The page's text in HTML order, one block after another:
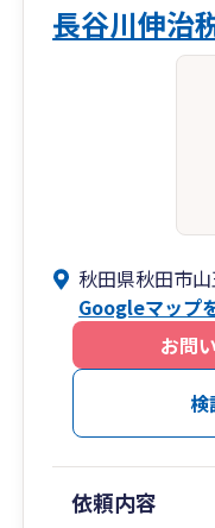
・JR秋田駅から車
徒歩4分とアクセ
長谷川伸治
秋田県秋田市
Googleマップ
お問
検
依頼内容